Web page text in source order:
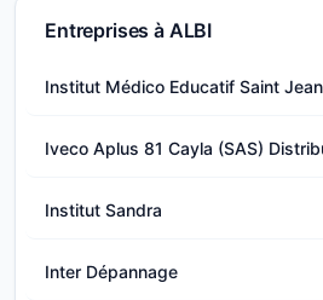
Entreprises à ALBI
Institut Médico Educatif Saint
Iveco Aplus 81 Cayla (SAS)
Institut Sandra
Inter Dépannage